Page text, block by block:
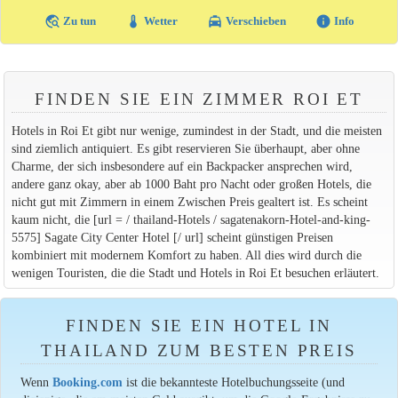
travel_explore Zu tun thermostat Wetter local_taxi Verschieben info Info
FINDEN SIE EIN ZIMMER ROI ET
Hotels in Roi Et gibt nur wenige, zumindest in der Stadt, und die meisten
sind ziemlich antiquiert. Es gibt reservieren Sie überhaupt, aber ohne
Charme, der sich insbesondere auf ein Backpacker ansprechen wird,
andere ganz okay, aber ab 1000 Baht pro Nacht oder großen Hotels, die
nicht gut mit Zimmern in einem Zwischen Preis gealtert ist. Es scheint
kaum nicht, die [url = / thailand-Hotels / sagatenakorn-Hotel-and-king-
5575] Sagate City Center Hotel [/ url] scheint günstigen Preisen
kombiniert mit modernem Komfort zu haben. All dies wird durch die
wenigen Touristen, die die Stadt und Hotels in Roi Et besuchen erläutert.
FINDEN SIE EIN HOTEL IN
THAILAND ZUM BESTEN PREIS
WennBooking.comist die bekannteste Hotelbuchungsseite (und